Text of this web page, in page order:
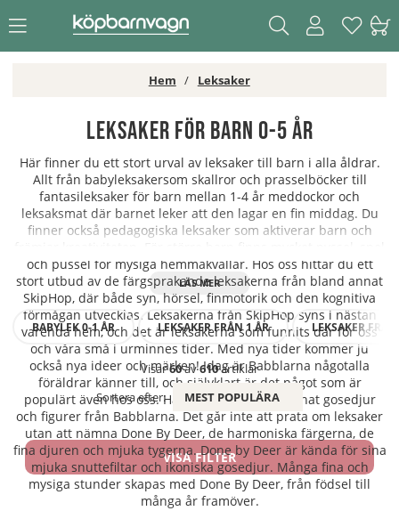
Hem Leksaker
Leksaker för barn 0-5 år
Här finner du ett stort urval av leksaker till barn i alla åldrar.
Allt från babyleksakersom skallror och prasselböcker till
fantasileksaker för barn mellan 1-4 år meddockor och
leksaksmat där barnet leker att den lagar en fin middag. Du
finner också pedagogiska leksaker som aktiverar barn och
och pussel för mysiga hemmakvällar. Hos oss hittar du ett
stort utbud av de färgsprakande leksakerna från bland annat
SkipHop, där både syn, hörsel, finmotorik och den kognitiva
förmågan utvecklas. Leksakerna från SkipHop syns i nästan
varenda hem, och det är leksakerna som funnits där för oss
och våra små i urminnes tider. Med nya tider kommer ju
också nya ideer och märken! Idag är Babblarna någotalla
föräldrar känner till, och självklart är det något som är
populärt även hos oss. Här finner du bland annat gosedjur
och figurer från Babblarna. Det går inte att prata om leksaker
utan att nämna Done By Deer, de harmoniska färgerna, de
fina djuren och mjuka tygerna. Done by Deer är kända för sina
mjuka snuttefiltar och ikoniska gosedjur. Många fina och
mysiga stunder skapas med Done By Deer, från födsel till
många år framöver.
BABYLEK 0-1 ÅR LEKSAKER FRÅN 1 ÅR LEKSAKER
Visar60av610artiklar
Sortera efter:
MEST POPULÄRA
VISA FILTER